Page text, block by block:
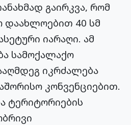
გაირკვა, რომ
დაახლოებით 40 სმ
იარაღი. ამ
სამოქალაქო
იკრძალება
კონვენციებით.
ტერიტორიების